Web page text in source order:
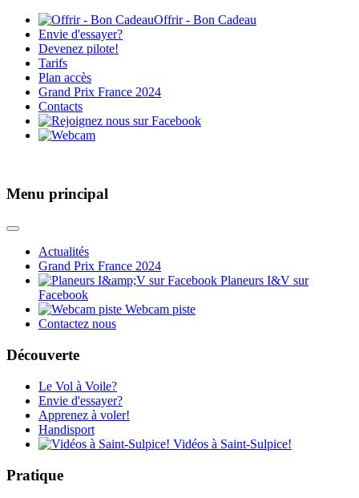
Offrir - Bon Cadeau
Envie d'essayer?
Devenez pilote!
Tarifs
Plan accès
Grand Prix France 2024
Contacts
Menu principal
Actualités
Grand Prix France 2024
Planeurs I&V sur
Facebook
Webcam piste
Contactez nous
Découverte
Le Vol à Voile?
Envie d'essayer?
Apprenez à voler!
Handisport
Vidéos à Saint-Sulpice!
Pratique